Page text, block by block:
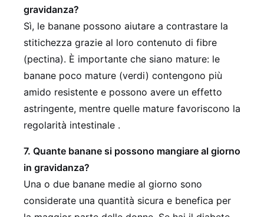
gravidanza?
Sì, le banane possono aiutare a contrastare la
stitichezza grazie al loro contenuto di fibre
(pectina). È importante che siano mature: le
banane poco mature (verdi) contengono più
amido resistente e possono avere un effetto
astringente, mentre quelle mature favoriscono la
regolarità intestinale .
7. Quante banane si possono mangiare al giorno
in gravidanza?
Una o due banane medie al giorno sono
considerate una quantità sicura e benefica per